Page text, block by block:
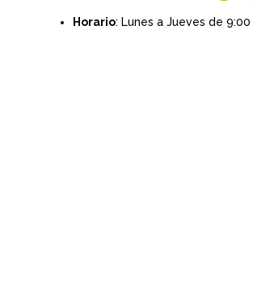
Horario: Lunes a Jueves de